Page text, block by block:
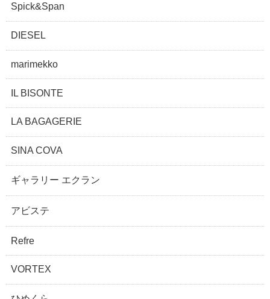
Spick&Span
DIESEL
marimekko
IL BISONTE
LA BAGAGERIE
SINA COVA
ギャラリー エクラン
アビステ
Refre
VORTEX